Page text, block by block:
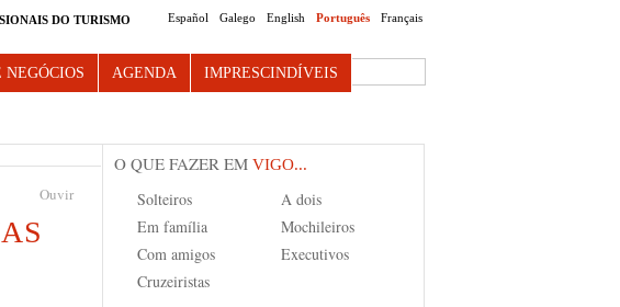
Español Galego English Português Français
DO TURISMO
Search this site
NEGÓCIOS AGENDA IMPRESCINDÍVEIS
Ouvir
O QUE FAZER EM VIGO...
Solteiros
A dois
Em família
Mochileiros
Com amigos
Executivos
Cruzeiristas